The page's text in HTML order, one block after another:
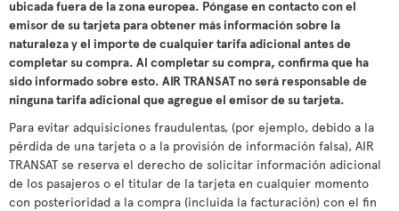
ubicada fuera de la zona europea. Póngase en contacto con el
emisor de su tarjeta para obtener más información sobre la
naturaleza y el importe de cualquier tarifa adicional antes de
completar su compra. Al completar su compra, confirma que ha
sido informado sobre esto. AIR TRANSAT no será responsable de
ninguna tarifa adicional que agregue el emisor de su tarjeta.
Para evitar adquisiciones fraudulentas, (por ejemplo, debido a la
pérdida de una tarjeta o a la provisión de información falsa), AIR
TRANSAT se reserva el derecho de solicitar información adicional
de los pasajeros o el titular de la tarjeta en cualquier momento
con posterioridad a la compra (incluida la facturación) con el fin